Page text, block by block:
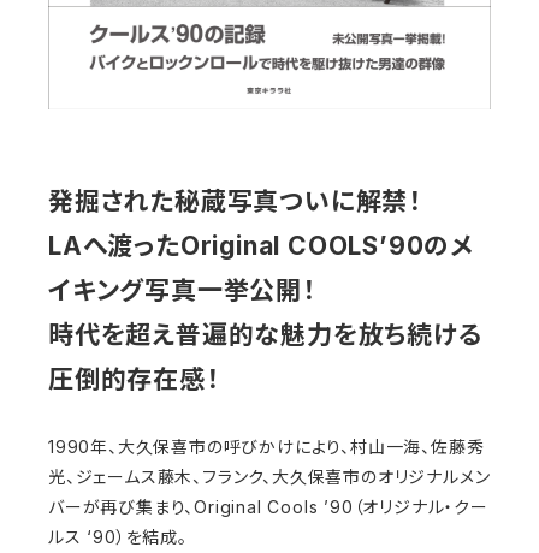
発掘された秘蔵写真ついに解禁！
LAへ渡ったOriginal COOLS’90のメ
イキング写真一挙公開！
時代を超え普遍的な魅力を放ち続ける
圧倒的存在感！
1990年、大久保喜市の呼びかけにより、村山一海、佐藤秀
光、ジェームス藤木、フランク、大久保喜市のオリジナルメン
バーが再び集まり、Original Cools ’90（オリジナル・クー
ルス ‘90）を結成。